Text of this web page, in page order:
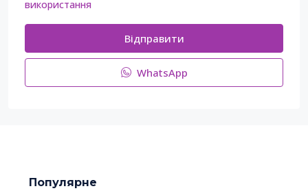
використання
Відправити
WhatsApp
Популярне